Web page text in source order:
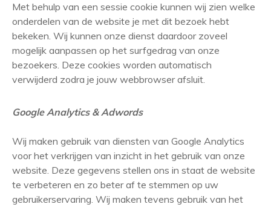
Met behulp van een sessie cookie kunnen wij zien welke
onderdelen van de website je met dit bezoek hebt
bekeken. Wij kunnen onze dienst daardoor zoveel
mogelijk aanpassen op het surfgedrag van onze
bezoekers. Deze cookies worden automatisch
verwijderd zodra je jouw webbrowser afsluit.
Google Analytics & Adwords
Wij maken gebruik van diensten van Google Analytics
voor het verkrijgen van inzicht in het gebruik van onze
website. Deze gegevens stellen ons in staat de website
te verbeteren en zo beter af te stemmen op uw
gebruikerservaring. Wij maken tevens gebruik van het